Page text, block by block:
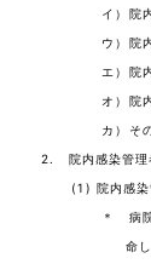
イ）院
ウ）院
エ）院
オ）院
カ）そ
2. 院内感染管理
(1) 院内感
＊ 病
命